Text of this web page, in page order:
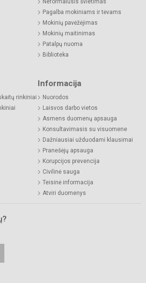
Neformalusis švietimas
Pagalba mokiniams ir tėvams
Mokinių pavėžėjimas
Mokinių maitinimas
Patalpų nuoma
Biblioteka
rinkiniai
Informacija
Nuorodos
Laisvos darbo vietos
Asmens duomenų apsauga
Konsultavimasis su visuomene
Dažniausiai užduodami klausimai
Pranešėjų apsauga
Korupcijos prevencija
Civilinė sauga
Teisinė informacija
Atviri duomenys